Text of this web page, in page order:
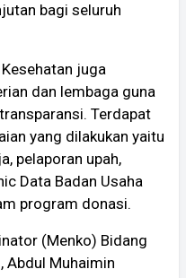
bagi seluruh
juga
dan lembaga guna
Terdapat
yang dilakukan yaitu
pelaporan upah,
Data Badan Usaha
program donasi.
(Menko) Bidang
Abdul Muhaimin